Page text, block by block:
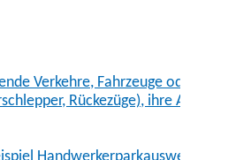
Verkehre, Fahrzeuge oder
Rückezüge), ihre Anhänger,